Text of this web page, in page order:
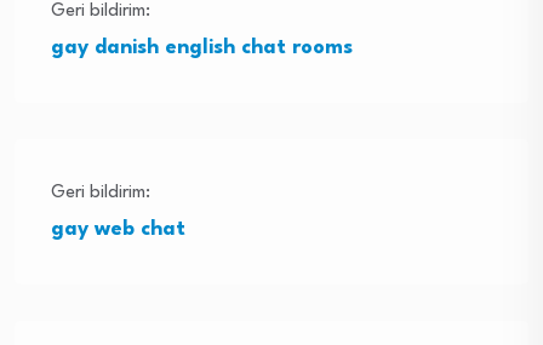
Geri bildirim:
gay danish english chat rooms
Geri bildirim:
gay web chat